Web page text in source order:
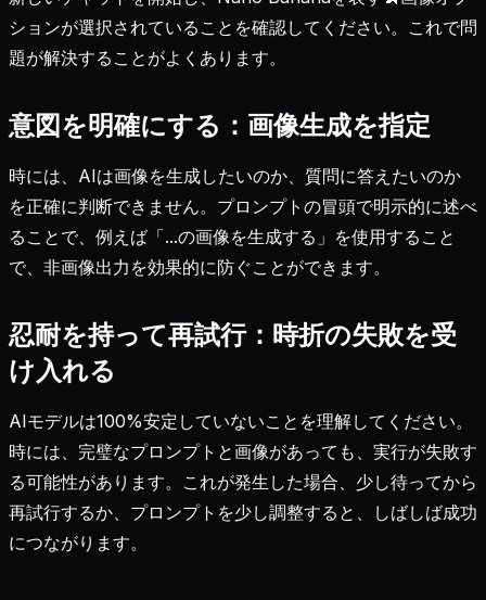
ションが選択されていることを確認してください。これで問
題が解決することがよくあります。
意図を明確にする：画像生成を指定
時には、AIは画像を生成したいのか、質問に答えたいのか
を正確に判断できません。プロンプトの冒頭で明示的に述べ
ることで、例えば「...の画像を生成する」を使用すること
で、非画像出力を効果的に防ぐことができます。
忍耐を持って再試行：時折の失敗を受
け入れる
AIモデルは100%安定していないことを理解してください。
時には、完璧なプロンプトと画像があっても、実行が失敗す
る可能性があります。これが発生した場合、少し待ってから
再試行するか、プロンプトを少し調整すると、しばしば成功
につながります。